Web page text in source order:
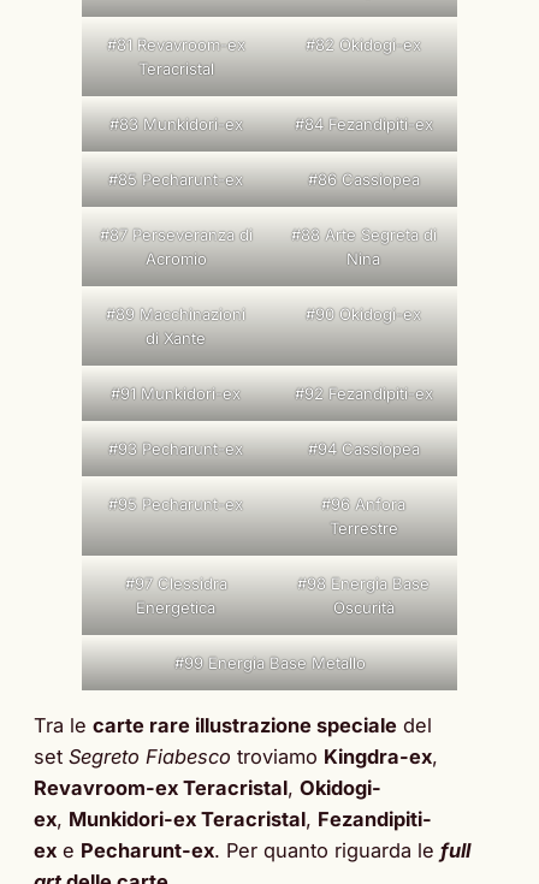
#81 Revavroom-ex
Teracristal
#82 Okidogi-ex
#83 Munkidori-ex #84 Fezandipiti-ex
#85 Pecharunt-ex #86 Cassiopea
#87 Perseveranza di
Acromio
#88 Arte Segreta di
Nina
#89 Macchinazioni
di Xante
#90 Okidogi-ex
#91 Munkidori-ex #92 Fezandipiti-ex
#93 Pecharunt-ex #94 Cassiopea
#95 Pecharunt-ex
#96 Anfora
Terrestre
#97 Clessidra
Energetica
#98 Energia Base
Oscurità
#99 Energia Base Metallo
Tra le carte rare illustrazione speciale del
set Segreto Fiabesco troviamo Kingdra-ex,
Revavroom-ex Teracristal, Okidogi-
ex, Munkidori-ex Teracristal, Fezandipiti-
ex e Pecharunt-ex. Per quanto riguarda le full